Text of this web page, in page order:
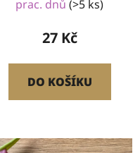
prac. dnů (>5 ks)
27 Kč
DO KOŠÍKU